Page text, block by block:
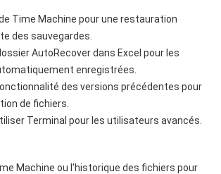
Time Machine pour une restauration
des sauvegardes.
AutoRecover dans Excel pour les
enregistrées.
des versions précédentes pour
de fichiers.
Terminal pour les utilisateurs avancés.
Machine ou l'historique des fichiers pour